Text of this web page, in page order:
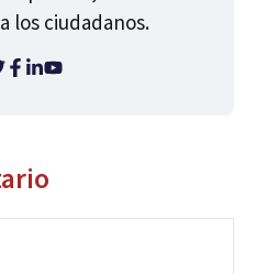
los ciudadanos.